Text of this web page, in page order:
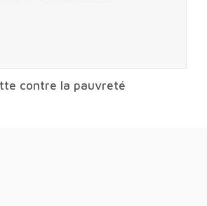
contre la pauvreté